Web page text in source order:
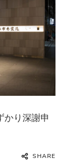
かり深謝申
SHARE